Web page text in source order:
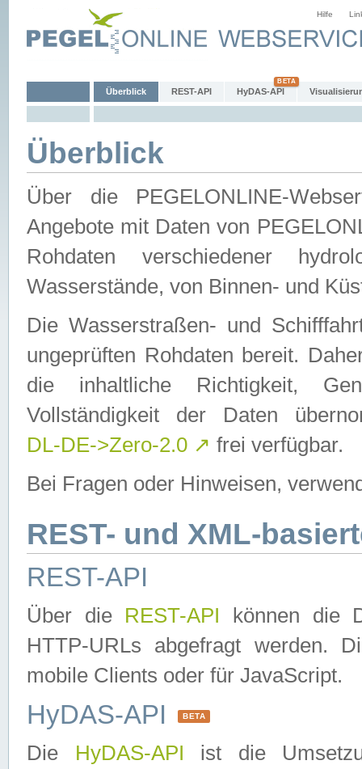
Hilfe
Überblick REST-API HyDAS-API
Überblick
Über die PEGELONLINE-
Angebote mit Daten von
Rohdaten verschiedener
Wasserstände, von Binnen- und
Die Wasserstraßen- und
ungeprüften Rohdaten bereit.
die inhaltliche Richtigkeit,
Vollständigkeit der Daten
DL-DE->Zero-2.0 ↗ frei verfügbar.
Bei Fragen oder Hinweisen,
REST- und XML-
REST-API
Über die REST-API können die
HTTP-URLs abgefragt werden.
mobile Clients oder für JavaScript.
HyDAS-API BETA
Die HyDAS-API ist die